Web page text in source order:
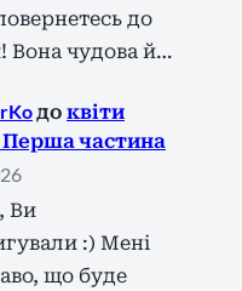
до
Вона чудова й…
до квіти
Перша частина
Ви
:) Мені
що буде